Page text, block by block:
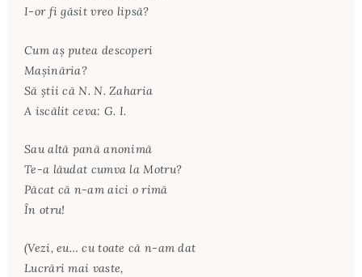
I-or fi găsit vreo lipsă?
Cum aş putea descoperi
Maşinăria?
Să ştii că N. N. Zaharia
A iscălit ceva: G. I.
Sau altă pană anonimă
Te-a lăudat cumva la Motru?
Păcat că n-am aici o rimă
În otru!
(Vezi, eu… cu toate că n-am dat
Lucrări mai vaste,